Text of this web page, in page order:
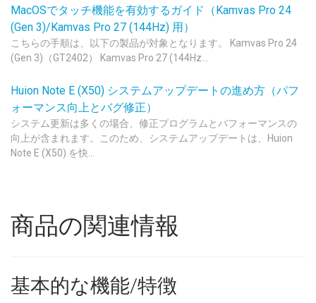
MacOSでタッチ機能を有効するガイド（Kamvas Pro 24
(Gen 3)/Kamvas Pro 27 (144Hz) 用）
こちらの手順は、以下の製品が対象となります。 Kamvas Pro 24
(Gen 3)（GT2402） Kamvas Pro 27 (144Hz...
Huion Note E (X50) システムアップデートの進め方（パフ
ォーマンス向上とバグ修正）
システム更新は多くの場合、修正プログラムとパフォーマンスの
向上が含まれます。このため、システムアップデートは、Huion
Note E (X50) を快...
商品の関連情報
基本的な機能/特徴